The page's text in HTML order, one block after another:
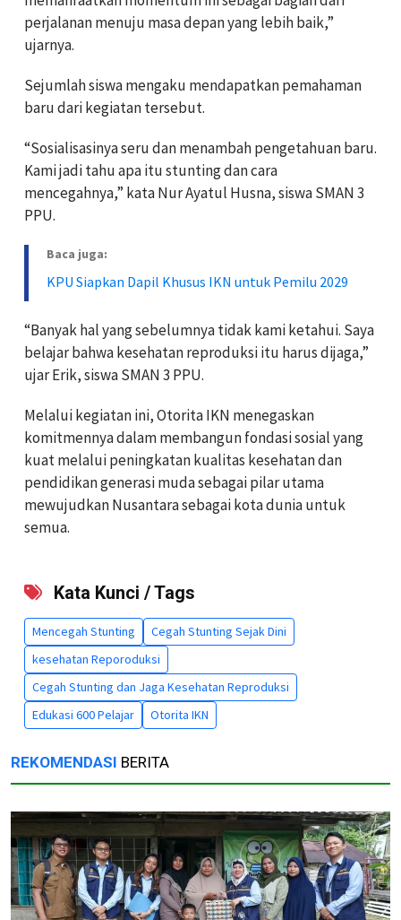
perjalanan menuju masa depan yang lebih baik,”
ujarnya.
Sejumlah siswa mengaku mendapatkan pemahaman
baru dari kegiatan tersebut.
“Sosialisasinya seru dan menambah pengetahuan baru.
Kami jadi tahu apa itu stunting dan cara
mencegahnya,” kata Nur Ayatul Husna, siswa SMAN 3
PPU.
Baca juga:
KPU Siapkan Dapil Khusus IKN untuk Pemilu 2029
“Banyak hal yang sebelumnya tidak kami ketahui. Saya
belajar bahwa kesehatan reproduksi itu harus dijaga,”
ujar Erik, siswa SMAN 3 PPU.
Melalui kegiatan ini, Otorita IKN menegaskan
komitmennya dalam membangun fondasi sosial yang
kuat melalui peningkatan kualitas kesehatan dan
pendidikan generasi muda sebagai pilar utama
mewujudkan Nusantara sebagai kota dunia untuk
semua.
Kata Kunci / Tags
Mencegah Stunting
Cegah Stunting Sejak Dini
kesehatan Reporoduksi
Cegah Stunting dan Jaga Kesehatan Reproduksi
Edukasi 600 Pelajar
Otorita IKN
REKOMENDASI BERITA